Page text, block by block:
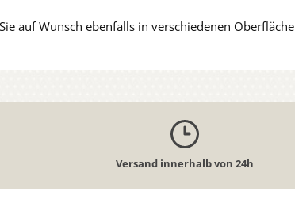
auf Wunsch ebenfalls in verschiedenen
Versand innerhalb von 24h